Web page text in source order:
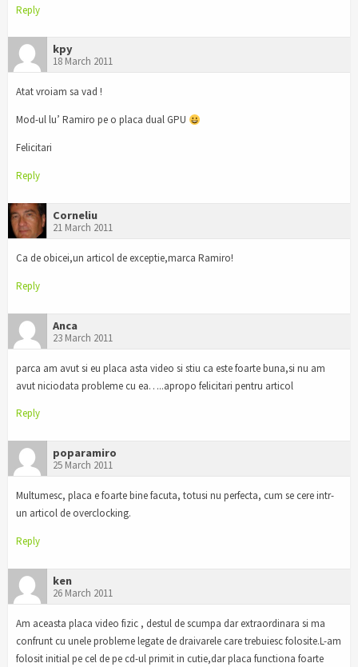
Reply
kpy
18 March 2011
Atat vroiam sa vad !
Mod-ul lu’ Ramiro pe o placa dual GPU
Felicitari
Reply
Corneliu
21 March 2011
Ca de obicei,un articol de exceptie,marca Ramiro!
Reply
Anca
23 March 2011
parca am avut si eu placa asta video si stiu ca este foarte buna,si nu am
avut niciodata probleme cu ea…..apropo felicitari pentru articol
Reply
poparamiro
25 March 2011
Multumesc, placa e foarte bine facuta, totusi nu perfecta, cum se cere intr-
un articol de overclocking.
Reply
ken
26 March 2011
Am aceasta placa video fizic , destul de scumpa dar extraordinara si ma
confrunt cu unele probleme legate de draivarele care trebuiesc folosite.L-am
folosit initial pe cel de pe cd-ul primit in cutie,dar placa functiona foarte